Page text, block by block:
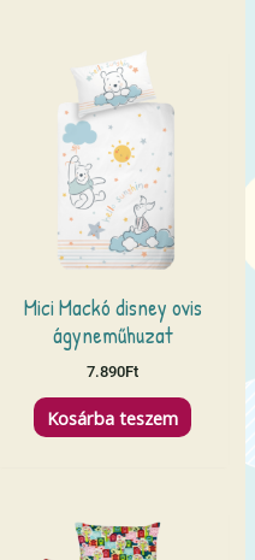
Mici Mackó disney ovis
ágyneműhuzat
7.890Ft
Kosárba teszem